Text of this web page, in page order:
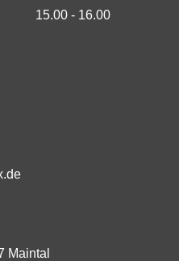
15.00 - 16.00
Maintal